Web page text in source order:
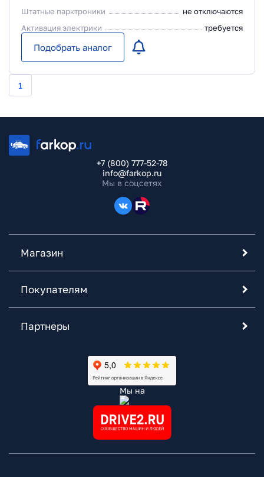
Штатные парктроники
не отключаются
Активация электрики
требуется
Подобрать аналог
1
+7 (800) 777-52-78
info@farkop.ru
Мы в соцсетях
Магазин
Покупателям
Партнеры
Мы на